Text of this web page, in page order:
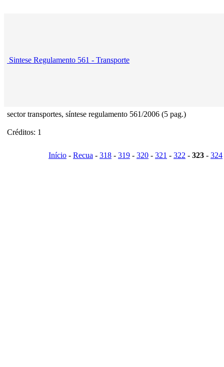
Sintese Regulamento 561 - Transporte
sector transportes, síntese regulamento 561/2006 (5 pag.)
Créditos: 1
Início - Recua - 318 - 319 - 320 - 321 - 322 - 323 - 324